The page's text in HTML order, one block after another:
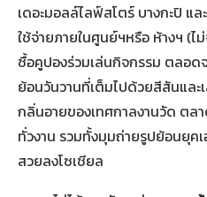
เดอะมอลล์ไลฟ์สโตร์ บางกะปิ แ
ใช้จ่ายภายในศูนย์ฯหรือ ห้างฯ (
ซื้อคูปองร่วมเล่นกิจกรรม ตลอด
ย้อนวันวานที่เต็มไปด้วยสีสันแล
กลิ่นอายของเทศกาลงานวัด ตล
ทั่วงาน รวมทั้งมุมถ่ายรูปย้อนยุค
สวยลงโซเชียล